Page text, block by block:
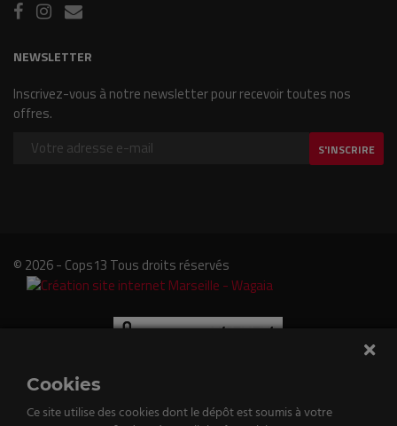
NEWSLETTER
Inscrivez-vous à notre newsletter pour recevoir toutes nos
offres.
S'INSCRIRE
© 2026 - Cops13 Tous droits réservés
Cookies
Ce site utilise des cookies dont le dépôt est soumis à votre